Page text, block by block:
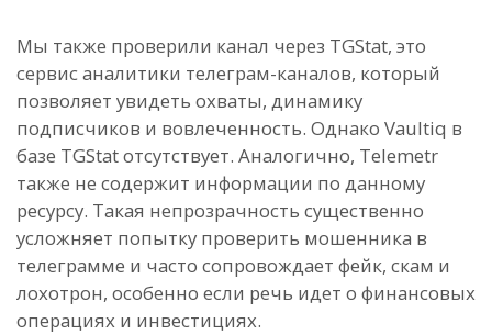
Мы также проверили канал через TGStat, это
сервис аналитики телеграм-каналов, который
позволяет увидеть охваты, динамику
подписчиков и вовлеченность. Однако Vaultiq в
базе TGStat отсутствует. Аналогично, Telemetr
также не содержит информации по данному
ресурсу. Такая непрозрачность существенно
усложняет попытку проверить мошенника в
телеграмме и часто сопровождает фейк, скам и
лохотрон, особенно если речь идет о финансовых
операциях и инвестициях.